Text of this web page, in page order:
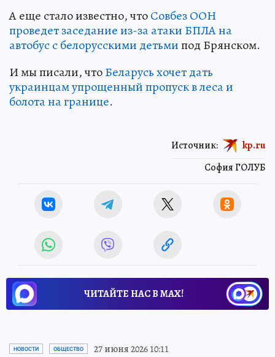
А еще стало известно, чтоСовбез ООН
проведет заседание из-за атаки БПЛА на
автобус с белорусскими детьмипод Брянском.
И мы писали, чтоБеларусь хочет дать
украинцам упрощенный пропуск в леса и
болота на границе.
София ГОЛУБ
Источник: kp.ru
ЧИТАЙТЕ НАС В МАХ!
НОВОСТИ ОБЩЕСТВО 27 июня 2026 10:11